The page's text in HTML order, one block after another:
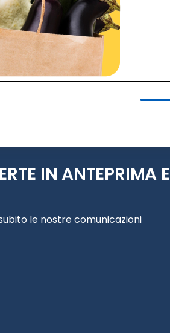
IN ANTEPRIMA E
le nostre comunicazioni